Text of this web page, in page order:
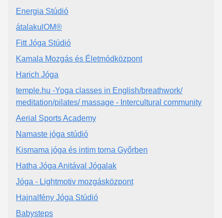
Energia Stúdió
átalakulOM®️
Fitt Jóga Stúdió
Kamala Mozgás és Életmódközpont
Harich Jóga
temple.hu -Yoga classes in English/breathwork/
meditation/pilates/ massage - Intercultural community
Aerial Sports Academy
Namaste jóga stúdió
Kismama jóga és intim torna Győrben
Hatha Jóga Anitával Jógalak
Jóga - Lightmotiv mozgásközpont
Hajnalfény Jóga Stúdió
Babysteps